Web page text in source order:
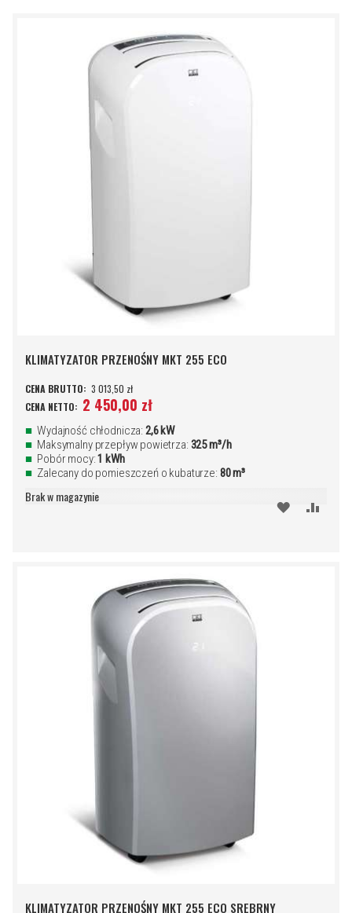
KLIMATYZATOR PRZENOŚNY MKT 255 ECO
3 013,50 zł
2 450,00 zł
Wydajność chłodnicza: 2,6 kW
Maksymalny przepływ powietrza: 325 m³/h
Pobór mocy:1 kWh
Zalecany do pomieszczeń o kubaturze: 80 m³
Brak w magazynie
DODAJ
KLIMATYZATOR PRZENOŚNY MKT 255 ECO SREBRNY